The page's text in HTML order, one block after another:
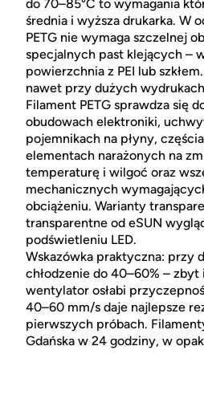
do 70–85°C to wymagania
średnia i wyższa drukarka. W
PETG nie wymaga szczelnej
specjalnych past klejących –
powierzchnia z PEI lub
nawet przy dużych
Filament PETG sprawdza się
obudowach elektroniki,
pojemnikach na płyny,
elementach narażonych na
temperaturę i wilgoć oraz
mechanicznych
obciążeniu. Warianty
transparentne od eSUN
podświetleniu LED.
Wskazówka praktyczna: przy
chłodzenie do 40–60% –
wentylator osłabi
40–60 mm/s daje najlepsze
pierwszych próbach.
Gdańska w 24 godziny, w